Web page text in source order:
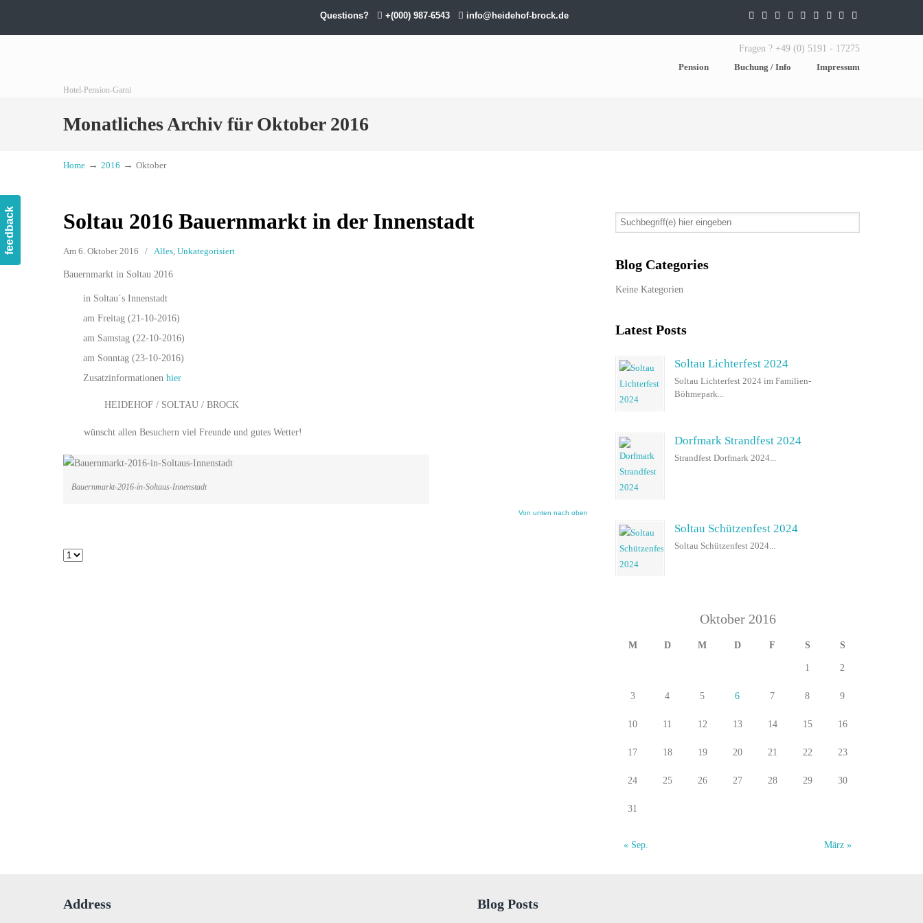
feedback
Questions? +(000) 987-6543 info@heidehof-brock.de
Hotel-Pension-Garni
Fragen ? +49 (0) 5191 - 17275
Pension
Buchung / Info Impressum
Monatliches Archiv für Oktober 2016
Home → 2016 → Oktober
Soltau 2016 Bauernmarkt in der Innenstadt
Am 6. Oktober 2016 / Alles, Unkategorisiert
Bauernmarkt in Soltau 2016
in Soltau´s Innenstadt
am Freitag (21-10-2016)
am Samstag (22-10-2016)
am Sonntag (23-10-2016)
Zusatzinformationen hier
HEIDEHOF / SOLTAU / BROCK
wünscht allen Besuchern viel Freunde und gutes Wetter!
Bauernmarkt-2016-in-Soltaus-Innenstadt
Von unten nach oben
Blog Categories
Keine Kategorien
Latest Posts
Soltau Lichterfest 2024
Soltau Lichterfest 2024 im Familien-
Böhmepark...
Dorfmark Strandfest 2024
Strandfest Dorfmark 2024...
Soltau Schützenfest 2024
Soltau Schützenfest 2024...
Oktober 2016
M D M D F S S
1 2
3 4 5 6 7 8 9
10 11 12 13 14 15 16
17 18 19 20 21 22 23
24 25 26 27 28 29 30
31
« Sep. März »
Address Blog Posts